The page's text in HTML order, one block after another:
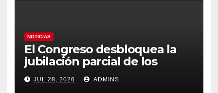
NOTICIAS
El Congreso desbloquea la
jubilación parcial de los
trabajadores laborales del
sector público
JUL 28, 2026 ADMINS